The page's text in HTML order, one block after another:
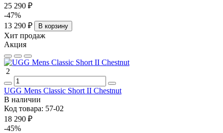
25 290 ₽
-47%
13 290 ₽
В корзину
Хит продаж
Акция
2
UGG Mens Classic Short II Chestnut
В наличии
Код товара: 57-02
18 290 ₽
-45%